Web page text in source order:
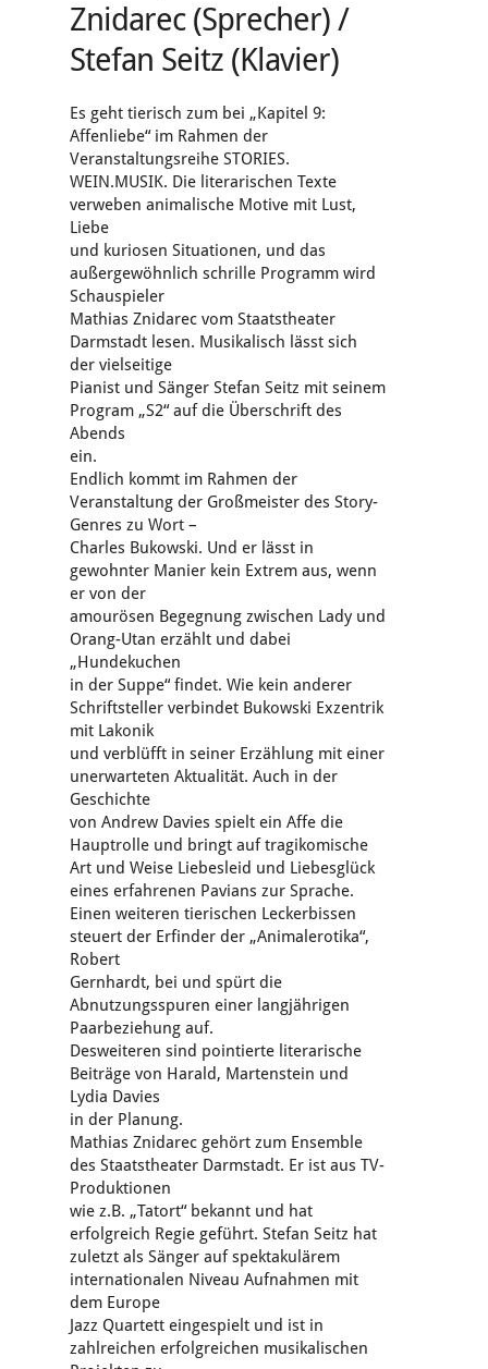
Znidarec (Sprecher) /
Stefan Seitz (Klavier)
Es geht tierisch zum bei „Kapitel 9:
Affenliebe“ im Rahmen der
Veranstaltungsreihe STORIES.
WEIN.MUSIK. Die literarischen Texte
verweben animalische Motive mit Lust,
Liebe
und kuriosen Situationen, und das
außergewöhnlich schrille Programm wird
Schauspieler
Mathias Znidarec vom Staatstheater
Darmstadt lesen. Musikalisch lässt sich
der vielseitige
Pianist und Sänger Stefan Seitz mit seinem
Program „S2“ auf die Überschrift des
Abends
ein.
Endlich kommt im Rahmen der
Veranstaltung der Großmeister des Story-
Genres zu Wort –
Charles Bukowski. Und er lässt in
gewohnter Manier kein Extrem aus, wenn
er von der
amourösen Begegnung zwischen Lady und
Orang-Utan erzählt und dabei
„Hundekuchen
in der Suppe“ findet. Wie kein anderer
Schriftsteller verbindet Bukowski Exzentrik
mit Lakonik
und verblüfft in seiner Erzählung mit einer
unerwarteten Aktualität. Auch in der
Geschichte
von Andrew Davies spielt ein Affe die
Hauptrolle und bringt auf tragikomische
Art und Weise Liebesleid und Liebesglück
eines erfahrenen Pavians zur Sprache.
Einen weiteren tierischen Leckerbissen
steuert der Erfinder der „Animalerotika“,
Robert
Gernhardt, bei und spürt die
Abnutzungsspuren einer langjährigen
Paarbeziehung auf.
Desweiteren sind pointierte literarische
Beiträge von Harald, Martenstein und
Lydia Davies
in der Planung.
Mathias Znidarec gehört zum Ensemble
des Staatstheater Darmstadt. Er ist aus TV-
Produktionen
wie z.B. „Tatort“ bekannt und hat
erfolgreich Regie geführt. Stefan Seitz hat
zuletzt als Sänger auf spektakulärem
internationalen Niveau Aufnahmen mit
dem Europe
Jazz Quartett eingespielt und ist in
zahlreichen erfolgreichen musikalischen